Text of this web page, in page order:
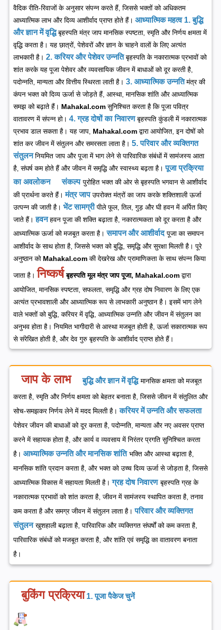
वैदिक रीति-रिवाजों के अनुसार संपन्न करते हैं, जिससे भक्तों को अधिकतम
आध्यात्मिक लाभ और दिव्य आशीर्वाद प्राप्त होते हैं। आध्यात्मिक महत्व 1. बुद्धि
और ज्ञान में वृद्धि बृहस्पति मंत्र जाप मानसिक स्पष्टता, स्मृति और निर्णय क्षमता में
वृद्धि करता है। यह छात्रों, पेशेवरों और ज्ञान के चाहने वालों के लिए अत्यंत
लाभकारी है। 2. करियर और पेशेवर उन्नति बृहस्पति के नकारात्मक प्रभावों को
शांत करके यह पूजा पेशेवर और व्यवसायिक जीवन में बाधाओं को दूर करती है,
पदोन्नति, मान्यता और वित्तीय स्थिरता लाती है। 3. आध्यात्मिक उन्नति मंत्र की
कंपन भक्त को दिव्य ऊर्जा से जोड़ते हैं, आस्था, मानसिक शांति और आध्यात्मिक
समझ को बढ़ाते हैं। Mahakal.com सुनिश्चित करता है कि पूजा पवित्र
वातावरण में संपन्न हो। 4. ग्रह दोषों का निवारण बृहस्पति कुंडली में नकारात्मक
प्रभाव डाल सकता है। यह जाप, Mahakal.com द्वारा आयोजित, इन दोषों को
शांत कर जीवन में संतुलन और समरसता लाता है। 5. परिवार और व्यक्तिगत
संतुलन नियमित जाप और पूजा में भाग लेने से पारिवारिक संबंधों में सामंजस्य आता
है, संघर्ष कम होते हैं और जीवन में समृद्धि और स्वास्थ्य बढ़ता है। पूजा प्रक्रिया
का अवलोकन
संकल्प पुरोहित भक्त की ओर से बृहस्पति भगवान से आशीर्वाद
की प्रार्थना करते हैं। मंत्र जापउपरोक्त मंत्रों का जाप करके शक्तिशाली ऊर्जा
उत्पन्न की जाती है। भेंट सामग्रीपीले फूल, तिल, गुड़ और घी हवन में अर्पित किए
जाते हैं। हवनहवन पूजा की शक्ति बढ़ाता है, नकारात्मकता को दूर करता है और
आध्यात्मिक ऊर्जा को मजबूत करता है। समापन और आशीर्वाद पूजा का समापन
आशीर्वाद के साथ होता है, जिससे भक्त को बुद्धि, समृद्धि और सुरक्षा मिलती है। पूरे
अनुष्ठान को Mahakal.com की देखरेख और प्रामाणिकता के साथ संपन्न किया
जाता है। निष्कर्ष बृहस्पति मूल मंत्र जाप पूजा, Mahakal.com द्वारा
आयोजित, मानसिक स्पष्टता, सफलता, समृद्धि और ग्रह दोष निवारण के लिए एक
अत्यंत प्रभावशाली और आध्यात्मिक रूप से लाभकारी अनुष्ठान है। इसमें भाग लेने
वाले भक्तों को बुद्धि, करियर में वृद्धि, आध्यात्मिक उन्नति और जीवन में संतुलन का
अनुभव होता है। नियमित भागीदारी से आस्था मजबूत होती है, ऊर्जा सकारात्मक रूप
से संरेखित होती है, और देव गुरु बृहस्पति के आशीर्वाद प्राप्त होते हैं।
जाप के लाभ बुद्धि और ज्ञान में वृद्धि मानसिक क्षमता को मजबूत
करता है, स्मृति और निर्णय क्षमता को बेहतर बनाता है, जिससे जीवन में संतुलित और
सोच-समझकर निर्णय लेने में मदद मिलती है। करियर में उन्नति और सफलता
पेशेवर जीवन की बाधाओं को दूर करता है, पदोन्नति, मान्यता और नए अवसर प्राप्त
करने में सहायक होता है, और कार्य व व्यवसाय में निरंतर प्रगति सुनिश्चित करता
है। आध्यात्मिक उन्नति और मानसिक शांति भक्ति और आस्था बढ़ाता है,
मानसिक शांति प्रदान करता है, और भक्त को उच्च दिव्य ऊर्जा से जोड़ता है, जिससे
आध्यात्मिक विकास में सहायता मिलती है। ग्रह दोष निवारण बृहस्पति ग्रह के
नकारात्मक प्रभावों को शांत करता है, जीवन में सामंजस्य स्थापित करता है, तनाव
कम करता है और समग्र जीवन में संतुलन लाता है। परिवार और व्यक्तिगत
संतुलन खुशहाली बढ़ाता है, पारिवारिक और व्यक्तिगत संघर्षों को कम करता है,
पारिवारिक संबंधों को मजबूत करता है, और शांति एवं समृद्धि का वातावरण बनाता
है।
बुकिंग प्रक्रिया 1. पूजा पैकेज चुनें